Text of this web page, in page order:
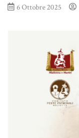
6 Ottobre 2025